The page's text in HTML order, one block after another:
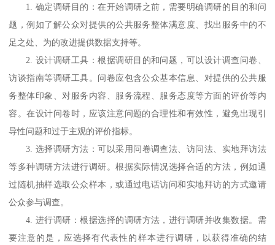
1. 确定调研目的：在开始调研之前，需要明确调研的目的和问
题，例如了解公众对提供的公共服务整体满意度、找出服务中的不
足之处、为的改进提供数据支持等。
2. 设计调研工具：根据调研目的和问题，可以设计调查问卷、
访谈指南等调研工具。问卷应包含公众基本信息、对提供的公共服
务整体印象、对服务内容、服务流程、服务态度等方面的评价等内
容。在设计问卷时，应该注意问题的合理性和有效性，避免出现引
导性问题和过于主观的评价指标。
3. 选择调研方法：可以采用问卷调查法、访问法、实地拜访法
等多种调研方法进行调研。根据实际情况选择合适的方法，例如通
过随机抽样选取公众样本，或通过电话访问和实地拜访的方式邀请
公众参与调查。
4. 进行调研：根据选择的调研方法，进行调研并收集数据。需
要注意的是，应选择有代表性的样本进行调研，以获得准确的结